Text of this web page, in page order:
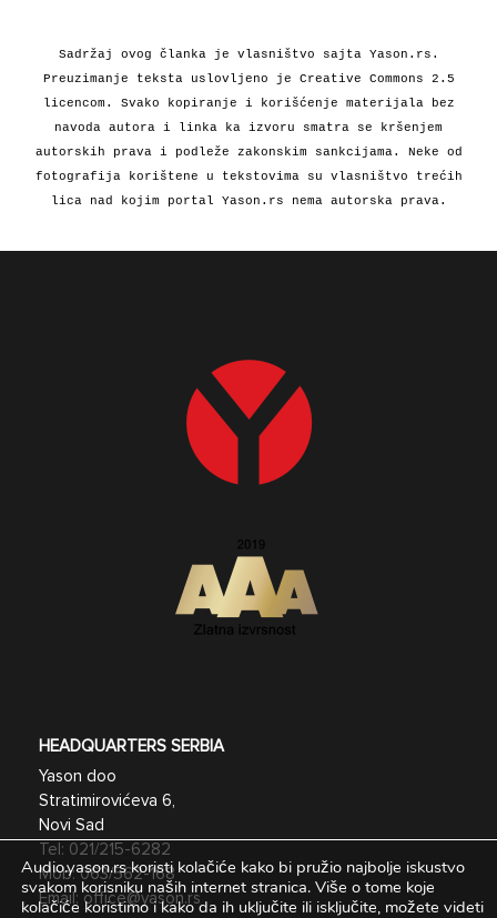
Sadržaj ovog članka je vlasništvo sajta Yason.rs.
Preuzimanje teksta uslovljeno je Creative Commons 2.5
licencom. Svako kopiranje i korišćenje materijala bez
navoda autora i linka ka izvoru smatra se kršenjem
autorskih prava i podleže zakonskim sankcijama. Neke od
fotografija korištene u tekstovima su vlasništvo trećih
lica nad kojim portal Yason.rs nema autorska prava.
HEADQUARTERS SERBIA
Yason doo
Stratimirovićeva 6,
Novi Sad
Tel: 021/215-6282
Mob:063/562-168
Email:office@yason.rs
Audio.yason.rs koristi kolačiće kako bi pružio najbolje iskustvo
svakom korisniku naših internet stranica. Više o tome koje
kolačiće koristimo i kako da ih uključite ili isključite, možete videti